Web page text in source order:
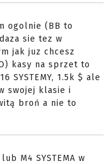
ogolnie (BB to
sie tez w
jak juz chcesz
kasy na sprzet to
SYSTEMY, 1.5k $ ale
swojej klasie i
broń a nie to
M4 SYSTEMA w